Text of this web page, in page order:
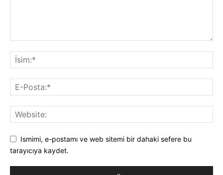
Ismimi, e-postamı ve web sitemi bir dahaki sefere bu
tarayıcıya kaydet.